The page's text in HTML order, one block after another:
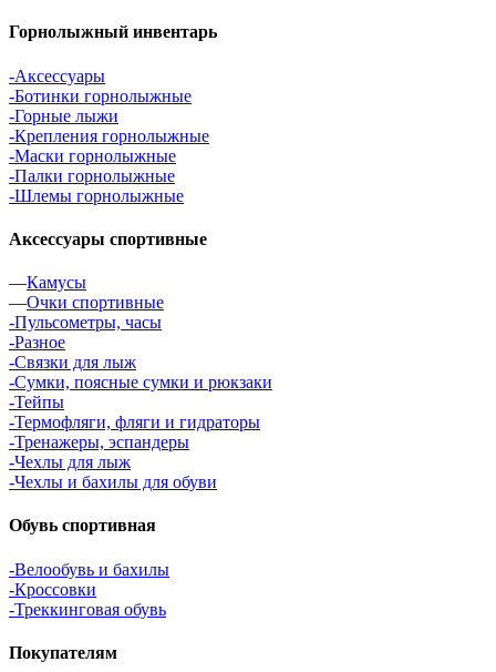
Горнолыжный инвентарь
-Аксессуары
-Ботинки горнолыжные
-Горные лыжи
-Крепления горнолыжные
-Маски горнолыжные
-Палки горнолыжные
-Шлемы горнолыжные
Аксессуары спортивные
—Камусы
—Очки спортивные
-Пульсометры, часы
-Разное
-Связки для лыж
-Сумки, поясные сумки и рюкзаки
-Тейпы
-Термофляги, фляги и гидраторы
-Тренажеры, эспандеры
-Чехлы для лыж
-Чехлы и бахилы для обуви
Обувь спортивная
-Велообувь и бахилы
-Кроссовки
-Треккинговая обувь
Покупателям